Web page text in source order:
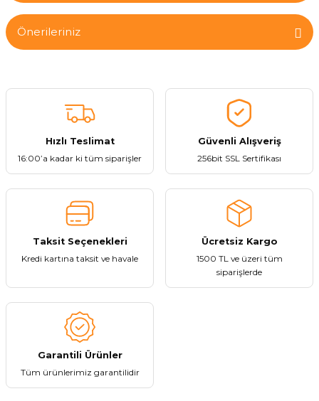
Önerileriniz
tarafımıza iletebilirsiniz.
Görüş ve önerileriniz için teşekkür ederiz.
Ürün resmi kalitesiz, bozuk veya görüntülenemiyor.
Ürün açıklamasında eksik bilgiler bulunuyor.
Ürün fiyatı diğer sitelerden daha pahalı.
Bu ürüne benzer farklı alternatifler olmalı.
Hızlı Teslimat
16:00’a kadar ki tüm siparişler
Güvenli Alışveriş
256bit SSL Sertifikası
Taksit Seçenekleri
Kredi kartına taksit ve havale
Ücretsiz Kargo
1500 TL ve üzeri tüm
siparişlerde
Garantili Ürünler
Tüm ürünlerimiz garantilidir